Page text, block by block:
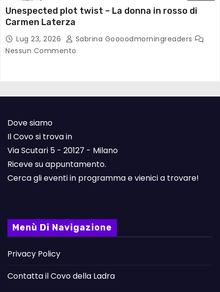
Unespected plot twist – La donna in rosso di
Carmen Laterza
Lug 23, 2026
Sabrina Goooodmorningreaders
Nessun Commento
Dove siamo
Il Covo si trova in
Via Scutari 5 - 20127 - Milano
Riceve su appuntamento.
Cerca gli eventi in programma e vienici a trovare!
Menù Di Navigazione
Privacy Policy
Contatta il Covo della Ladra